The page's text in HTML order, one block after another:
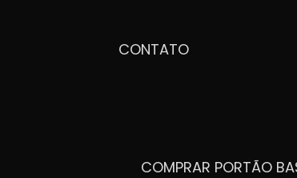
CONTATO
COMPRAR PORTÃO